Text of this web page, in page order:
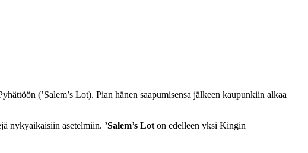
(’Salem’s Lot). Pian hänen saapumisensa jälkeen kaupunkiin alkaa
nykyaikaisiin asetelmiin. ’Salem’s Lot on edelleen yksi Kingin